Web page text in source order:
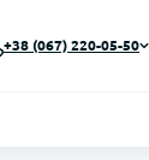
+38 (067) 220-05-50